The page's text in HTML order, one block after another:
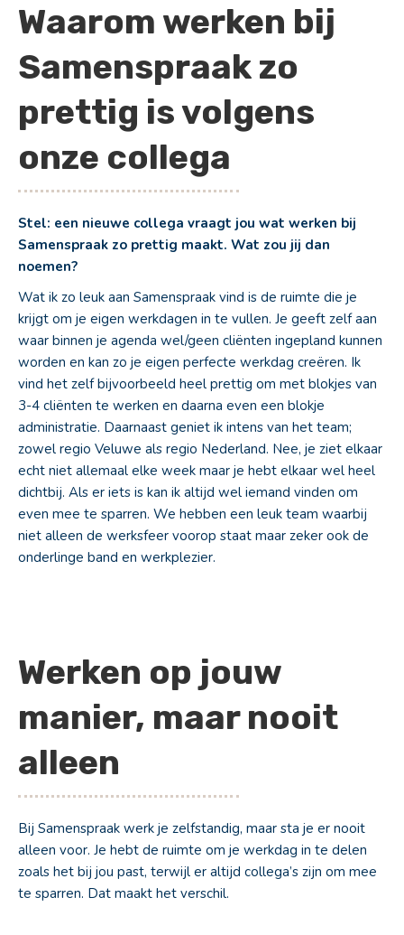
Waarom werken bij
Samenspraak zo
prettig is volgens
onze collega
Stel: een nieuwe collega vraagt jou wat werken bij
Samenspraak zo prettig maakt. Wat zou jij dan
noemen?
Wat ik zo leuk aan Samenspraak vind is de ruimte die je
krijgt om je eigen werkdagen in te vullen. Je geeft zelf aan
waar binnen je agenda wel/geen cliënten ingepland kunnen
worden en kan zo je eigen perfecte werkdag creëren. Ik
vind het zelf bijvoorbeeld heel prettig om met blokjes van
3-4 cliënten te werken en daarna even een blokje
administratie. Daarnaast geniet ik intens van het team;
zowel regio Veluwe als regio Nederland. Nee, je ziet elkaar
echt niet allemaal elke week maar je hebt elkaar wel heel
dichtbij. Als er iets is kan ik altijd wel iemand vinden om
even mee te sparren. We hebben een leuk team waarbij
niet alleen de werksfeer voorop staat maar zeker ook de
onderlinge band en werkplezier.
Werken op jouw
manier, maar nooit
alleen
Bij Samenspraak werk je zelfstandig, maar sta je er nooit
alleen voor. Je hebt de ruimte om je werkdag in te delen
zoals het bij jou past, terwijl er altijd collega’s zijn om mee
te sparren. Dat maakt het verschil.